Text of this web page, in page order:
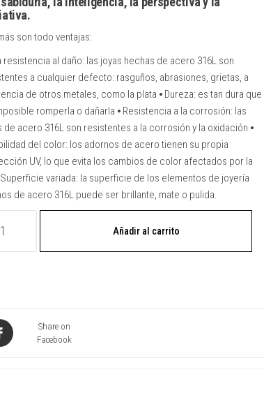
son todo ventajas:
resistencia al daño: las joyas hechas de acero 316L son
a cualquier defecto: rasguños, abrasiones, grietas, a
de otros metales, como la plata ⦁ Dureza: es tan dura que
romperla o dañarla ⦁ Resistencia a la corrosión: las
de acero 316L son resistentes a la corrosión y la oxidación ⦁
del color: los adornos de acero tienen su propia
UV, lo que evita los cambios de color afectados por la
Superficie variada: la superficie de los elementos de joyería
de acero 316L puede ser brillante, mate o pulida.
Añadir al carrito
Share on
Facebook